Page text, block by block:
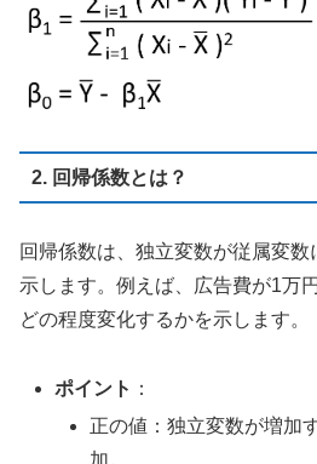
2. 回帰係数とは？
回帰係数は、独立変数が従属変
示します。例えば、広告費が1万
どの程度変化するかを示します。
ポイント ：
正の値：独立変数が増加
加。